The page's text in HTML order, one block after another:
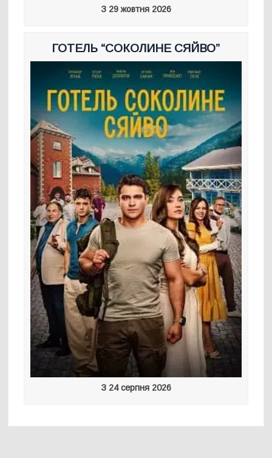
З 29 жовтня 2026
ГОТЕЛЬ “СОКОЛИНЕ СЯЙВО”
З 24 серпня 2026